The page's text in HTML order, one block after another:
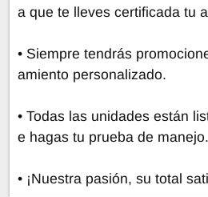
a que te lleves certificada tu
• Siempre tendrás
amiento personalizado.
• Todas las unidades están
e hagas tu prueba de manejo.
• ¡Nuestra pasión, su total